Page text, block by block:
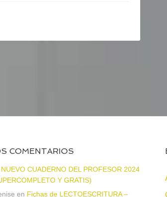
COMENTARIOS
NUEVO CUADERNO DEL PROFESOR 2024
Y GRATIS)
en Fichas de LECTOESCRITURA –